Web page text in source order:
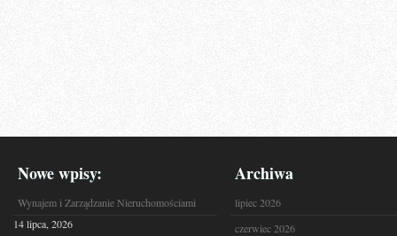
Nowe wpisy:
Wynajem i Zarządzanie Nieruchomościami
14 lipca, 2026
Archiwa
lipiec 2026
czerwiec 2026